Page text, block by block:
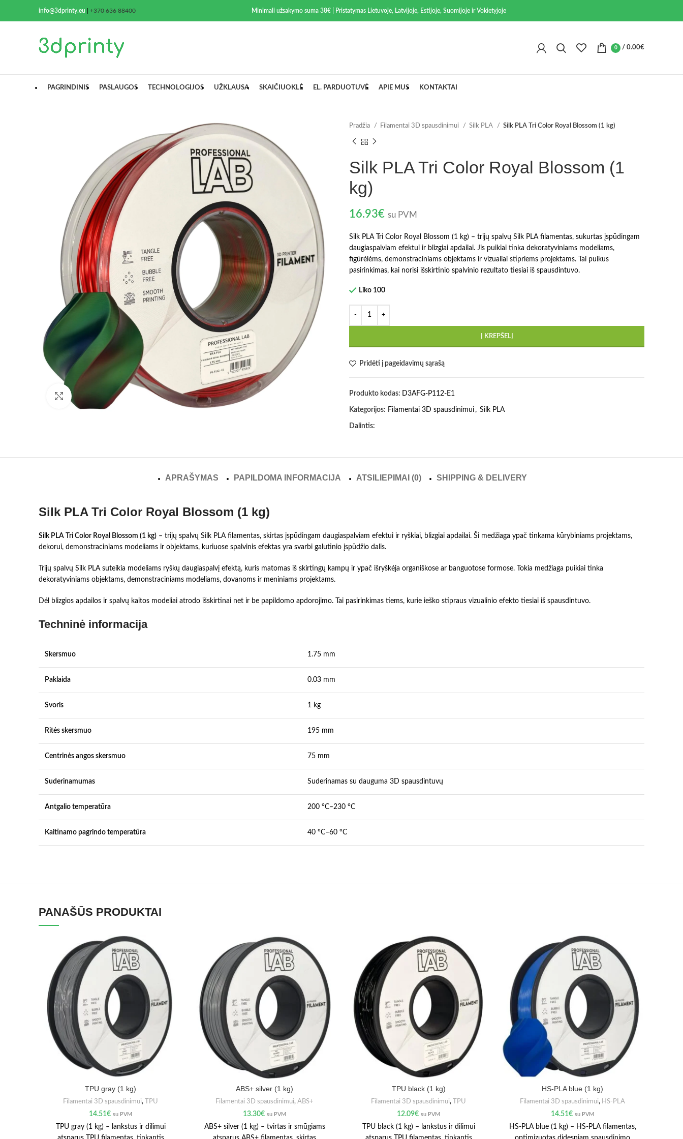
info@3dprinty.eu +370 636 88400 Minimali užsakymo suma 38€ | Pristatymas Lietuvoje, Latvijoje, Estijoje, Suomijoje ir Vokietyjoje
0 / 0.00€
PAGRINDINIS PASLAUGOS TECHNOLOGIJOS UŽKLAUSA SKAIČIUOKLĖ EL. PARDUOTUVĖ APIE MUS KONTAKTAI
Spustelėkite norėdami padidinti
Pradžia Filamentai 3D spausdinimui Silk PLA Silk PLA Tri Color Royal Blossom (1 kg)
Silk PLA Tri Color Royal Blossom (1
kg)
16.93€ su PVM
Silk PLA Tri Color Royal Blossom (1 kg) – trijų spalvų Silk PLA filamentas, sukurtas įspūdingam
daugiaspalviam efektui ir blizgiai apdailai. Jis puikiai tinka dekoratyviniams modeliams,
figūrėlėms, demonstraciniams objektams ir vizualiai stipriems projektams. Tai puikus
pasirinkimas, kai norisi išskirtinio spalvinio rezultato tiesiai iš spausdintuvo.
Liko 100
Į KREPŠELĮ
Pridėti į pageidavimų sąrašą
Produkto kodas: D3AFG-P112-E1
Kategorijos: Filamentai 3D spausdinimui, Silk PLA
Dalintis:
APRAŠYMAS PAPILDOMA INFORMACIJA ATSILIEPIMAI (0) SHIPPING & DELIVERY
Silk PLA Tri Color Royal Blossom (1 kg)
Silk PLA Tri Color Royal Blossom (1 kg) – trijų spalvų Silk PLA filamentas, skirtas įspūdingam daugiaspalviam efektui ir ryškiai, blizgiai apdailai. Ši medžiaga ypač tinkama kūrybiniams projektams,
dekorui, demonstraciniams modeliams ir objektams, kuriuose spalvinis efektas yra svarbi galutinio įspūdžio dalis.
Trijų spalvų Silk PLA suteikia modeliams ryškų daugiaspalvį efektą, kuris matomas iš skirtingų kampų ir ypač išryškėja organiškose ar banguotose formose. Tokia medžiaga puikiai tinka
dekoratyviniams objektams, demonstraciniams modeliams, dovanoms ir meniniams projektams.
Dėl blizgios apdailos ir spalvų kaitos modeliai atrodo išskirtinai net ir be papildomo apdorojimo. Tai pasirinkimas tiems, kurie ieško stipraus vizualinio efekto tiesiai iš spausdintuvo.
Techninė informacija
Skersmuo 1.75 mm
Paklaida 0.03 mm
Svoris 1 kg
Ritės skersmuo 195 mm
Centrinės angos skersmuo 75 mm
Suderinamumas Suderinamas su dauguma 3D spausdintuvų
Antgalio temperatūra 200 °C–230 °C
Kaitinamo pagrindo temperatūra 40 °C–60 °C
PANAŠŪS PRODUKTAI
TPU gray (1 kg)
Filamentai 3D spausdinimui,
TPU
14.51€ su PVM
TPU gray (1 kg) – lankstus ir dilimui
ABS+ silver (1 kg)
Filamentai 3D spausdinimui, ABS+
13.30€ su PVM
ABS+ silver (1 kg) – tvirtas ir smūgiams
TPU black (1 kg)
Filamentai 3D spausdinimui,
TPU
12.09€ su PVM
TPU black (1 kg) – lankstus ir dilimui
HS-PLA blue (1 kg)
Filamentai 3D spausdinimui, HS-PLA
14.51€ su PVM
HS-PLA blue (1 kg) – HS-PLA filamentas,